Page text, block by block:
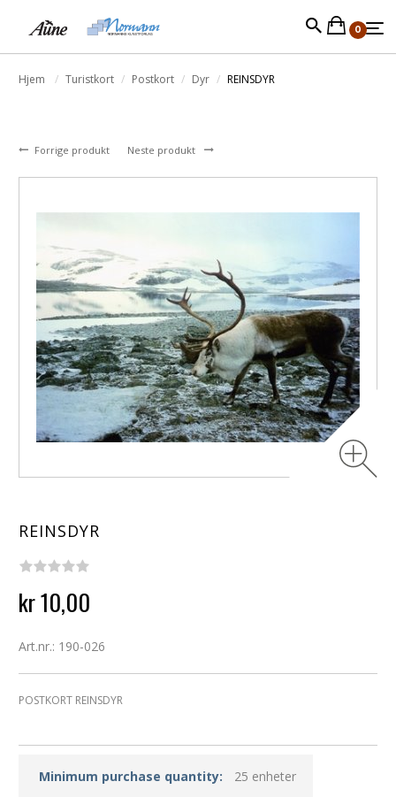
0
Hjem Turistkort Postkort Dyr REINSDYR
Forrige produkt Neste produkt
REINSDYR
kr 10,00
Art.nr.: 190-026
POSTKORT REINSDYR
Minimum purchase quantity: 25 enheter